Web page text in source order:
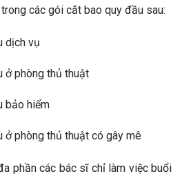
các gói cắt bao quy đầu sau:
dịch vụ
ở phòng thủ thuật
bảo hiểm
ở phòng thủ thuật có gây mê
phần các bác sĩ chỉ làm việc buổi